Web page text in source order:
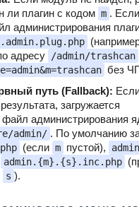
ли плагин с кодом m .
администрирования
адресу
/admin/trashcan
без
путь (Fallback):
загружается
администрирования
admin/ . По умолчанию
(если m пустой),
admin.{m}.{s}.inc.php
s ).